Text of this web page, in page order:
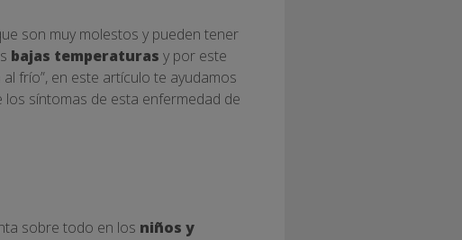
son muy molestos y pueden tener
bajas temperaturas y por este
frío”, en este artículo te ayudamos
síntomas de esta enfermedad de
sobre todo en los niños y